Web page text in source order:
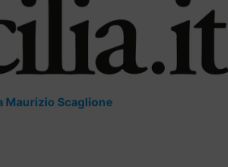
Maurizio Scaglione